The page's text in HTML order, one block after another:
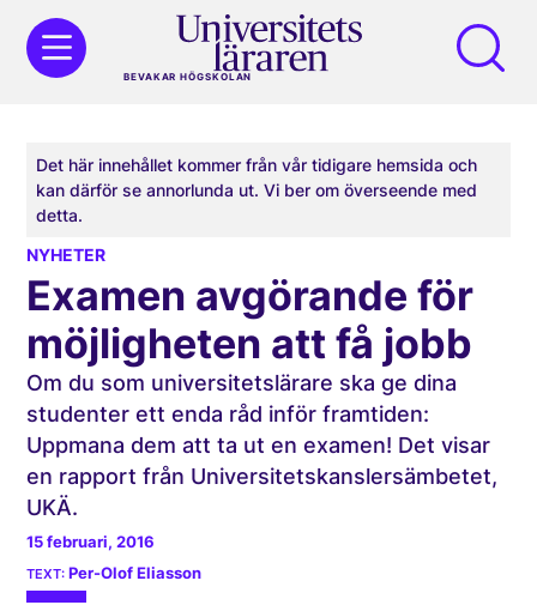
BEVAKAR HÖGSKOLAN
Det här innehållet kommer från vår tidigare hemsida och
kan därför se annorlunda ut. Vi ber om överseende med
detta.
NYHETER
Examen avgörande för
möjligheten att få jobb
Om du som universitetslärare ska ge dina
studenter ett enda råd inför framtiden:
Uppmana dem att ta ut en examen! Det visar
en rapport från Universitets­kanslersämbetet,
UKÄ.
15 februari, 2016
Per-Olof Eliasson